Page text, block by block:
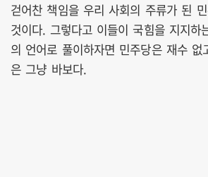
걷어찬 책임을 우리 사회의 주류가 된
것이다. 그렇다고 이들이 국힘을 지지하
의 언어로 풀이하자면 민주당은 재수 없
은 그냥 바보다.